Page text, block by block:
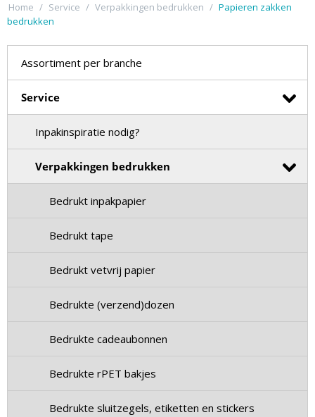
Home / Service / Verpakkingen bedrukken / Papieren zakken
bedrukken
Assortiment per branche
Service
Inpakinspiratie nodig?
Verpakkingen bedrukken
Bedrukt inpakpapier
Bedrukt tape
Bedrukt vetvrij papier
Bedrukte (verzend)dozen
Bedrukte cadeaubonnen
Bedrukte rPET bakjes
Bedrukte sluitzegels, etiketten en stickers